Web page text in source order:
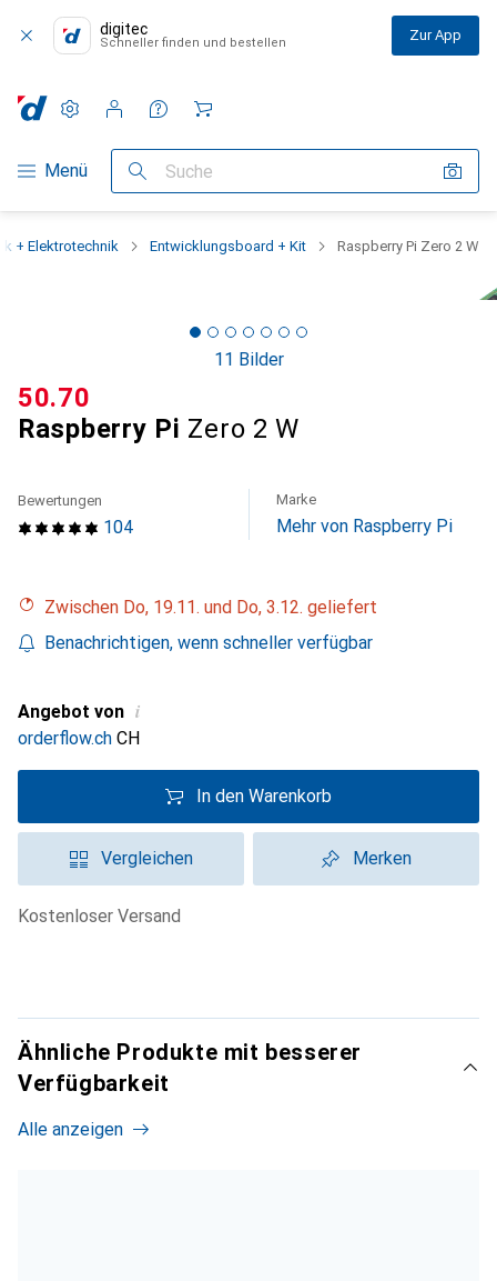
digitec
Schneller finden und bestellen Zur App
Navigation nach Kategorien
Menü Suche
Einstellungen
Kundenkonto
Vergleichslisten
Merklisten
Warenkorb
+ Elektrotechnik Entwicklungsboard + Kit Raspberry Pi Zero 2 W
11 Bilder
Raspberry Pi Zero 2 W
CHF
50.70
104
Bewertungen Marke
Mehr von Raspberry Pi
Zwischen Do, 19.11. und Do, 3.12. geliefert
Benachrichtigen, wenn schneller verfügbar
Angebot von i
orderflow.ch CH
In den Warenkorb
Vergleichen Merken
kostenloser Versand
Ähnliche Produkte mit besserer
Verfügbarkeit
Alle anzeigen